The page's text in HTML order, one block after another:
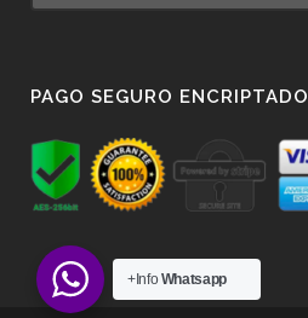
PAGO SEGURO ENCRIPTADO
+InfoWhatsapp